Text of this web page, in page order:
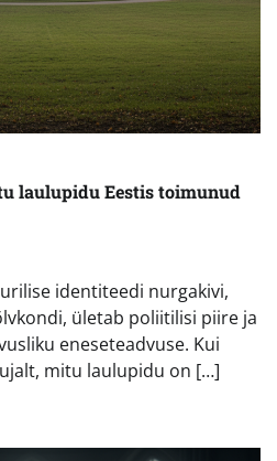
laulupidu Eestis toimunud
identiteedi nurgakivi,
ületab poliitilisi piire ja
eneseteadvuse. Kui
mitu laulupidu on […]